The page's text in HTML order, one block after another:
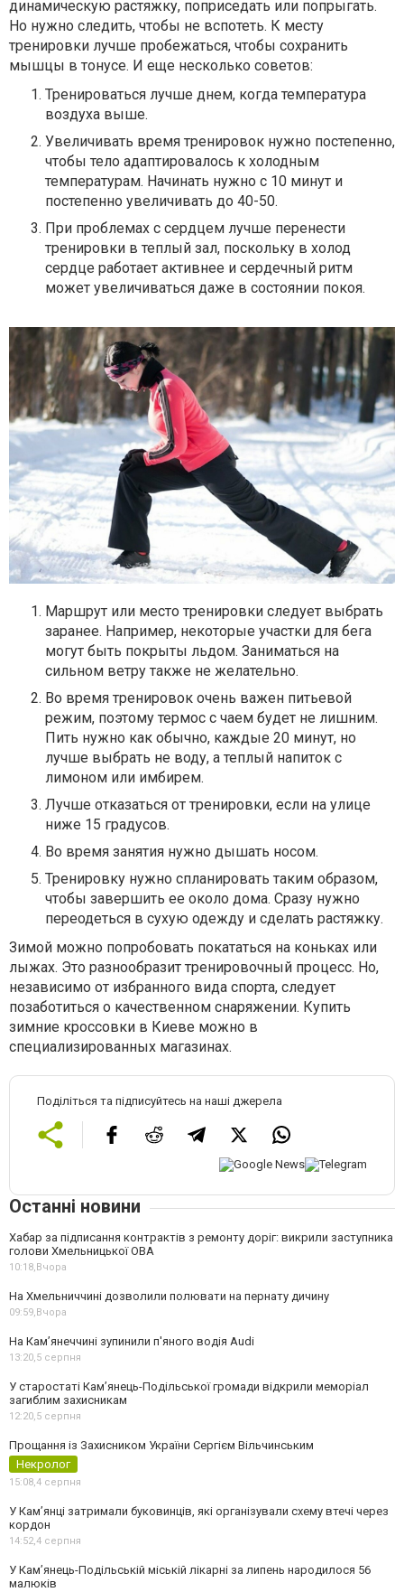
динамическую растяжку, поприседать или попрыгать.
Но нужно следить, чтобы не вспотеть. К месту
тренировки лучше пробежаться, чтобы сохранить
мышцы в тонусе. И еще несколько советов:
Тренироваться лучше днем, когда температура
воздуха выше.
Увеличивать время тренировок нужно постепенно,
чтобы тело адаптировалось к холодным
температурам. Начинать нужно с 10 минут и
постепенно увеличивать до 40-50.
При проблемах с сердцем лучше перенести
тренировки в теплый зал, поскольку в холод
сердце работает активнее и сердечный ритм
может увеличиваться даже в состоянии покоя.
Маршрут или место тренировки следует выбрать
заранее. Например, некоторые участки для бега
могут быть покрыты льдом. Заниматься на
сильном ветру также не желательно.
Во время тренировок очень важен питьевой
режим, поэтому термос с чаем будет не лишним.
Пить нужно как обычно, каждые 20 минут, но
лучше выбрать не воду, а теплый напиток с
лимоном или имбирем.
Лучше отказаться от тренировки, если на улице
ниже 15 градусов.
Во время занятия нужно дышать носом.
Тренировку нужно спланировать таким образом,
чтобы завершить ее около дома. Сразу нужно
переодеться в сухую одежду и сделать растяжку.
Зимой можно попробовать покататься на коньках или
лыжах. Это разнообразит тренировочный процесс. Но,
независимо от избранного вида спорта, следует
позаботиться о качественном снаряжении. Купить
зимние кроссовки в Киеве можно в
специализированных магазинах.
Поділіться та підписуйтесь на наші джерела
Останні новини
Хабар за підписання контрактів з ремонту доріг: викрили заступника
голови Хмельницької ОВА
10:18, Вчора
На Хмельниччині дозволили полювати на пернату дичину
09:59, Вчора
На Камʼянеччині зупинили п'яного водія Audi
13:20,5 серпня
У старостаті Кам’янець-Подільської громади відкрили меморіал
загиблим захисникам
12:20,5 серпня
Прощання із Захисником України Сергієм Вільчинським
Некролог
15:08,4 серпня
У Кам’янці затримали буковинців, які організували схему втечі через
кордон
14:52,4 серпня
У Кам’янець-Подільській міській лікарні за липень народилося 56
малюків